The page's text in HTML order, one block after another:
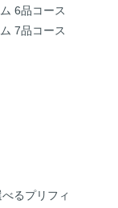
6品コース
7品コース
るプリフィ